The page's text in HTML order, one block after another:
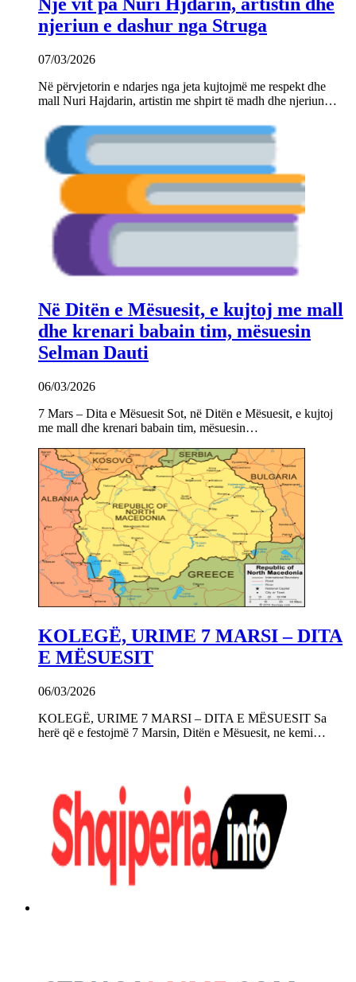
njeriun e dashur nga Struga
07/03/2026
Në përvjetorin e ndarjes nga jeta kujtojmë me respekt dhe
mall Nuri Hajdarin, artistin me shpirt të madh dhe njeriun…
Në Ditën e Mësuesit, e kujtoj me mall
dhe krenari babain tim, mësuesin
Selman Dauti
06/03/2026
7 Mars – Dita e Mësuesit Sot, në Ditën e Mësuesit, e kujtoj
me mall dhe krenari babain tim, mësuesin…
KOLEGË, URIME 7 MARSI – DITA
E MËSUESIT
06/03/2026
KOLEGË, URIME 7 MARSI – DITA E MËSUESIT Sa
herë që e festojmë 7 Marsin, Ditën e Mësuesit, ne kemi…